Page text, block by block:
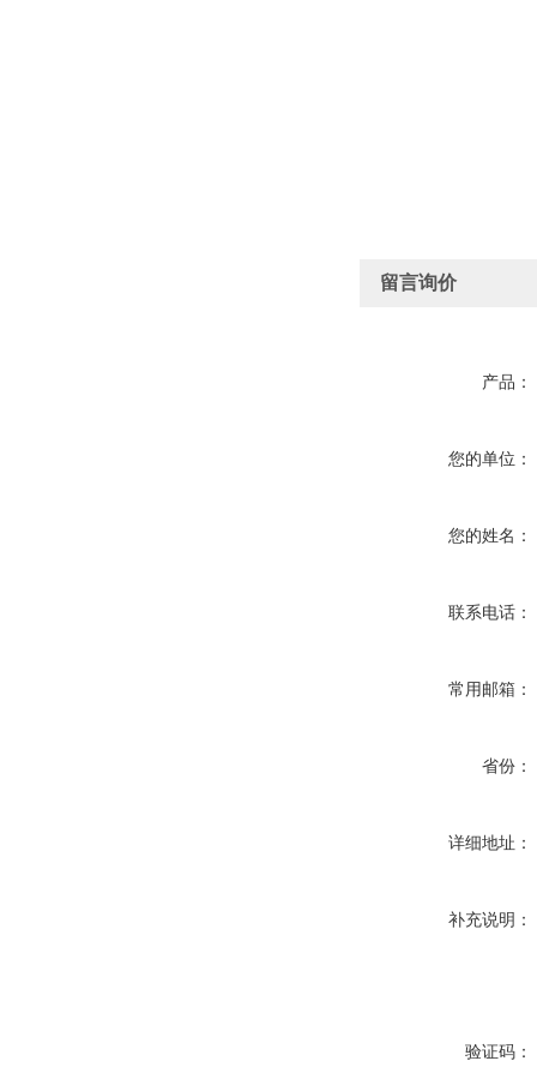
留言询价
产品：
您的单位：
您的姓名：
联系电话：
常用邮箱：
省份：
详细地址：
补充说明：
验证码：